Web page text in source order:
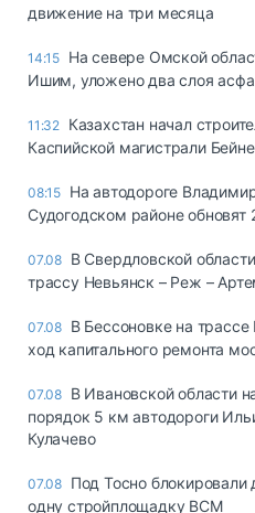
движение на три месяца
14:15 На севере Омской
Ишим, уложено два слоя
11:32 Казахстан начал
Каспийской магистрали
08:15 На автодороге
Судогодском районе обновят
07.08 В Свердловской
трассу Невьянск – Реж –
07.08 В Бессоновке на
ход капитального ремонта
07.08 В Ивановской области
порядок 5 км автодороги
Кулачево
07.08 Под Тосно
одну стройплощадку ВСМ